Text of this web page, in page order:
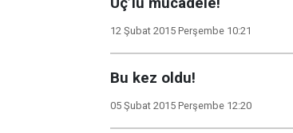
12 Şubat 2015 Perşembe 10:21
Bu kez oldu!
05 Şubat 2015 Perşembe 12:20